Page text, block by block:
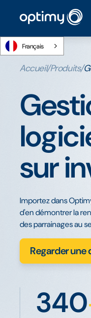
Français
Accueil/Produits/
sur
Importez dans
d'en démontrer la
des parrainages au
Regarder
340